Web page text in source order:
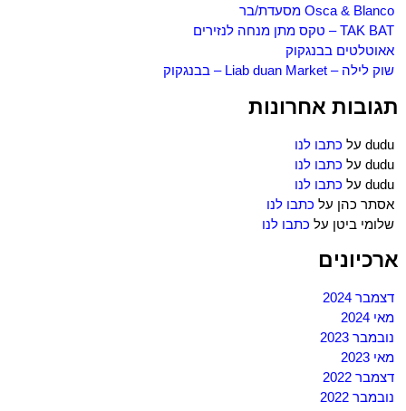
Osca & Blanco מסעדת/בר
TAK BAT – טקס מתן מנחה לנזירים
אאוטלטים בבנגקוק
שוק לילה – Liab duan Market – בבנגקוק
תגובות אחרונות
dudu על כתבו לנו
dudu על כתבו לנו
dudu על כתבו לנו
אסתר כהן על כתבו לנו
שלומי ביטן על כתבו לנו
ארכיונים
דצמבר 2024
מאי 2024
נובמבר 2023
מאי 2023
דצמבר 2022
נובמבר 2022